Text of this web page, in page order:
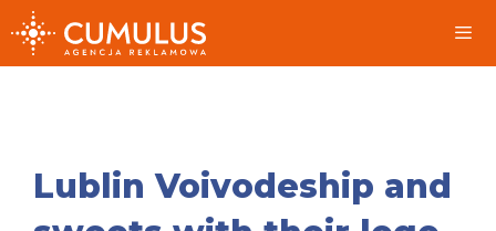
Skip
to
content
Lublin Voivodeship and